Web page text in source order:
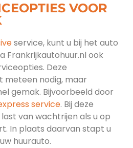
VOOR
service, kunt u bij het auto
Frankrijkautohuur.nl ook
Deze
meteen nodig, maar
gemak. Bijvoorbeeld door
service. Bij deze
van wachtrijen als u op
In plaats daarvan stapt u
huurauto.